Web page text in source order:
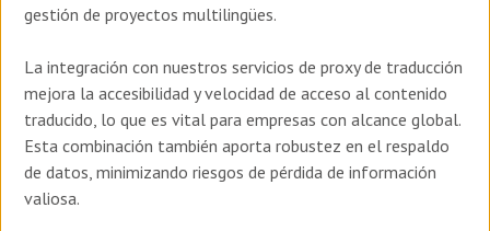
gestión de proyectos multilingües.
La integración con nuestros servicios de proxy de traducción
mejora la accesibilidad y velocidad de acceso al contenido
traducido, lo que es vital para empresas con alcance global.
Esta combinación también aporta robustez en el respaldo
de datos, minimizando riesgos de pérdida de información
valiosa.